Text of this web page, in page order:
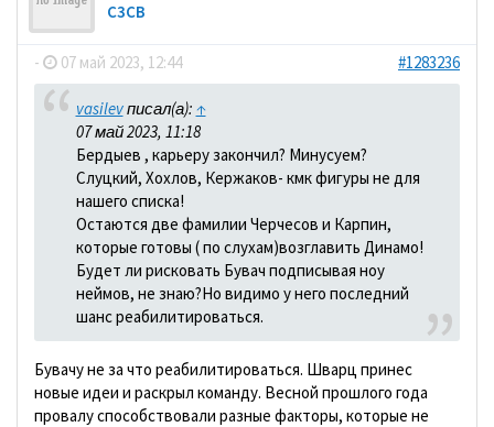
C3CB
- 07 май 2023, 12:44 #1283236
vasilevписал(а): ↑
07 май 2023, 11:18
Бердыев , карьеру закончил? Минусуем?
Слуцкий, Хохлов, Кержаков- кмк фигуры не для
нашего списка!
Остаются две фамилии Черчесов и Карпин,
которые готовы ( по слухам)возглавить Динамо!
Будет ли рисковать Бувач подписывая ноу
неймов, не знаю?Но видимо у него последний
шанс реабилитироваться.
Бувачу не за что реабилитироваться. Шварц принес
новые идеи и раскрыл команду. Весной прошлого года
провалу способствовали разные факторы, которые не